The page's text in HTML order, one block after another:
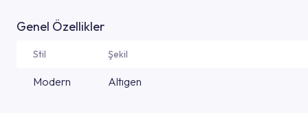
Genel Özellikler
Stil Şekil
Modern Altıgen